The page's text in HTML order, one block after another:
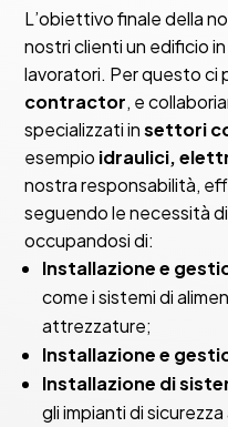
L’obiettivo finale della
nostri clienti un edificio
lavoratori. Per questo ci
contractor, e
specializzati insettori
esempio idraulici,
nostra responsabilità,
seguendo le necessità
occupandosi di:
Installazione e
come i sistemi di
attrezzature;
Installazione e
Installazione di
gli impianti di